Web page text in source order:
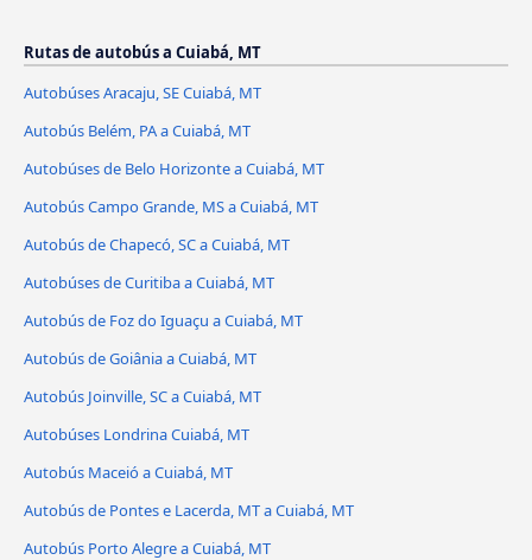
Rutas de autobús a Cuiabá, MT
Autobúses Aracaju, SE Cuiabá, MT
Autobús Belém, PA a Cuiabá, MT
Autobúses de Belo Horizonte a Cuiabá, MT
Autobús Campo Grande, MS a Cuiabá, MT
Autobús de Chapecó, SC a Cuiabá, MT
Autobúses de Curitiba a Cuiabá, MT
Autobús de Foz do Iguaçu a Cuiabá, MT
Autobús de Goiânia a Cuiabá, MT
Autobús Joinville, SC a Cuiabá, MT
Autobúses Londrina Cuiabá, MT
Autobús Maceió a Cuiabá, MT
Autobús de Pontes e Lacerda, MT a Cuiabá, MT
Autobús Porto Alegre a Cuiabá, MT